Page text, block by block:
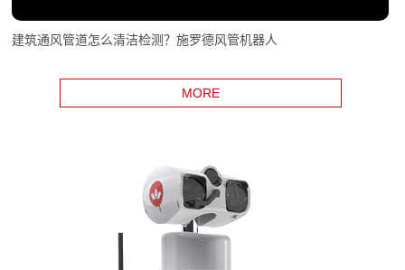
建筑通风管道怎么清洁检测？施罗德风管机器人
MORE